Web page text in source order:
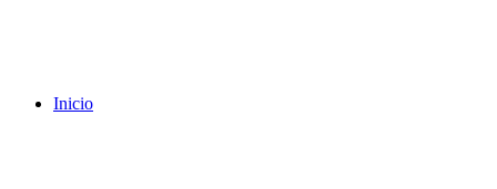
Inicio